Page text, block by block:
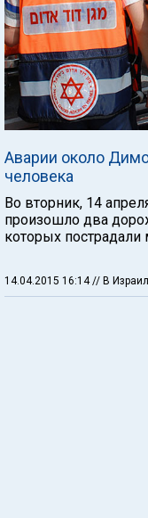
Аварии около
человека
Во вторник, 14
произошло два
которых
14.04.2015 16:14// В